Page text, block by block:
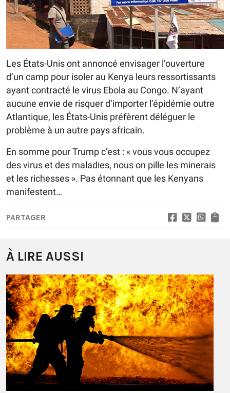
Les États-Unis ont annoncé envisager l’ouverture
d’un camp pour isoler au Kenya leurs ressortissants
ayant contracté le virus Ebola au Congo. N’ayant
aucune envie de risquer d’importer l’épidémie outre
Atlantique, les États-Unis préfèrent déléguer le
problème à un autre pays africain.
En somme pour Trump c’est : « vous vous occupez
des virus et des maladies, nous on pille les minerais
et les richesses ». Pas étonnant que les Kenyans
manifestent…
PARTAGER
À LIRE AUSSI